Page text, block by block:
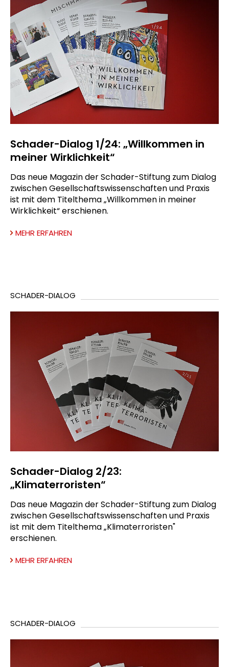
Schader-Dialog 1/24: „Willkommen in
meiner Wirklichkeit“
Das neue Magazin der Schader-Stiftung zum Dialog
zwischen Gesellschaftswissenschaften und Praxis
ist mit dem Titelthema „Willkommen in meiner
Wirklichkeit“ erschienen.
MEHR ERFAHREN
SCHADER-DIALOG
Schader-Dialog 2/23:
„Klimaterroristen“
Das neue Magazin der Schader-Stiftung zum Dialog
zwischen Gesellschaftswissenschaften und Praxis
ist mit dem Titelthema „Klimaterroristen"
erschienen.
MEHR ERFAHREN
SCHADER-DIALOG